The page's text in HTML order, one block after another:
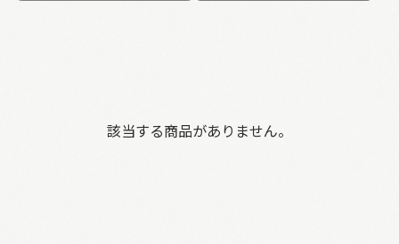
該当する商品がありません。